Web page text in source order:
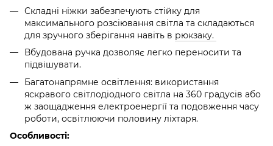
Складні ніжки забезпечують стійку для
максимального розсіювання світла та складаються
для зручного зберігання навіть в рюкзаку.
Вбудована ручка дозволяє легко переносити та
підвішувати.
Багатонапрямне освітлення: використання
яскравого світлодіодного світла на 360 градусів або
ж заощадження електроенергії та подовження часу
роботи, освітлюючи половину ліхтаря.
Особливості: